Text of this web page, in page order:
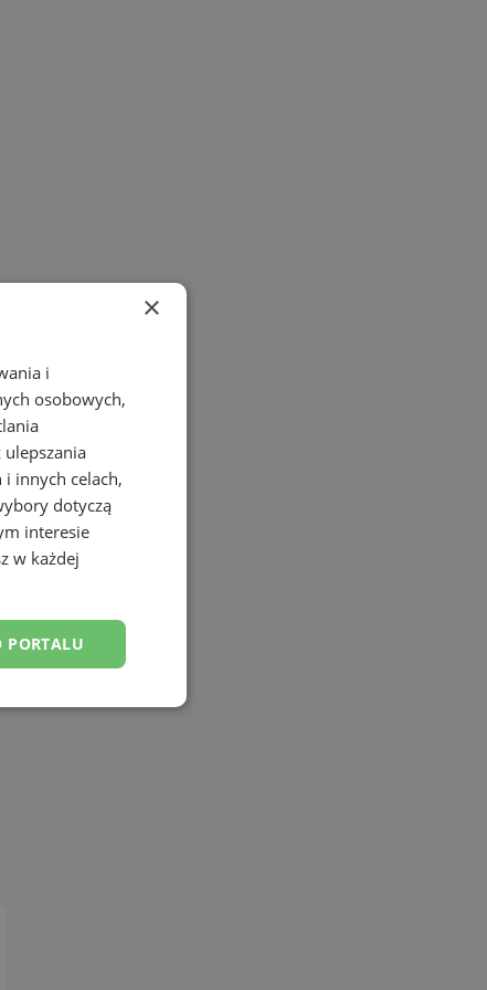
×
i
osobowych,
innych celach,
dotyczą
interesie
w każdej
PORTALU